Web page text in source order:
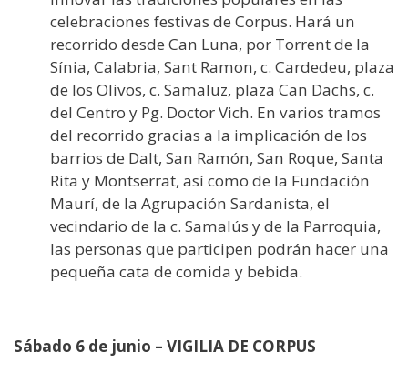
celebraciones festivas de Corpus. Hará un
recorrido desde Can Luna, por Torrent de la
Sínia, Calabria, Sant Ramon, c. Cardedeu, plaza
de los Olivos, c. Samaluz, plaza Can Dachs, c.
del Centro y Pg. Doctor Vich. En varios tramos
del recorrido gracias a la implicación de los
barrios de Dalt, San Ramón, San Roque, Santa
Rita y Montserrat, así como de la Fundación
Maurí, de la Agrupación Sardanista, el
vecindario de la c. Samalús y de la Parroquia,
las personas que participen podrán hacer una
pequeña cata de comida y bebida.
Sábado 6 de junio – VIGILIA DE CORPUS